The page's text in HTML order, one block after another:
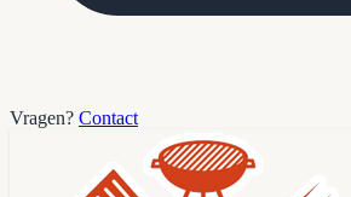
Vragen? Contact